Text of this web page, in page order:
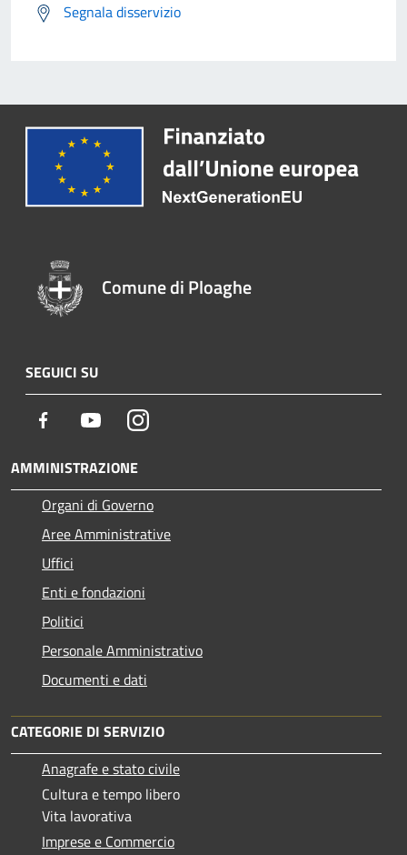
Segnala disservizio
Comune di Ploaghe
SEGUICI SU
Facebook YoutubeInstagram
AMMINISTRAZIONE
Organi di Governo
Aree Amministrative
Uffici
Enti e fondazioni
Politici
Personale Amministrativo
Documenti e dati
CATEGORIE DI SERVIZIO
Anagrafe e stato civile
Cultura e tempo libero
Vita lavorativa
Imprese e Commercio